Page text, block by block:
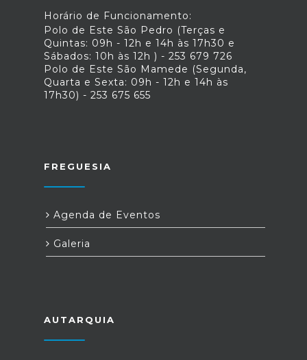
Horário de Funcionamento:
Polo de Este São Pedro (Terças e
Quintas: 09h - 12h e 14h às 17h30 e
Sábados: 10h às 12h ) - 253 679 726
Polo de Este São Mamede (Segunda,
Quarta e Sexta: 09h - 12h e 14h às
17h30) - 253 675 655
FREGUESIA
Agenda de Eventos
Galeria
AUTARQUIA